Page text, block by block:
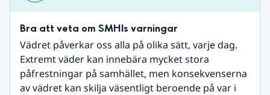
Bra att veta om SMHIs varningar
Vädret påverkar oss alla på olika sätt, varje dag.
Extremt väder kan innebära mycket stora
påfrestningar på samhället, men konsekvenserna
av vädret kan skilja väsentligt beroende på var i